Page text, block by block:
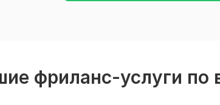
фриланс-услуги по